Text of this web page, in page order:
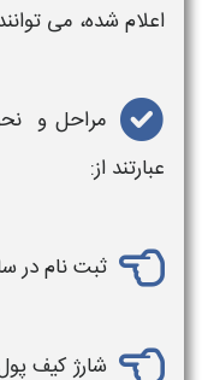
اعلام‌ شده، می‌
مراحل و
عبارتند از:
ثبت‌ نام در
شارژ کیف